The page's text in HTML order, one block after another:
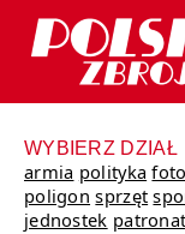
WYBIERZ DZIAŁ
armia polityka foto
poligon sprzęt
jednostek